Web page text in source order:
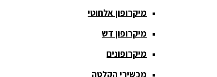
חגורת הגברה
כבלים
ומתאמים
כריזה
מיקרופון אלחוטי
מיקרופון דש
מיקרופונים
מכשירי הקלטה